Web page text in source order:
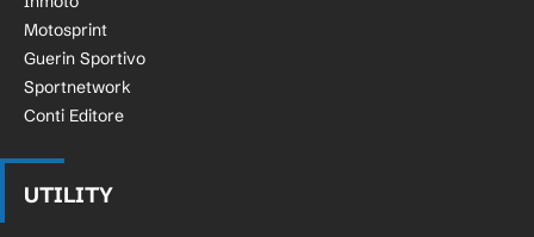
Motosprint
Guerin Sportivo
Sportnetwork
Conti Editore
UTILITY